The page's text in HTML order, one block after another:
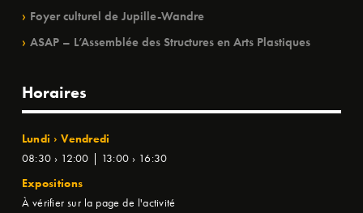
Foyer culturel de Jupille-Wandre
ASAP – L’Assemblée des Structures en Arts Plastiques
Horaires
Lundi › Vendredi
08:30 › 12:00 | 13:00 › 16:30
Expositions
À vérifier sur la page de l'activité